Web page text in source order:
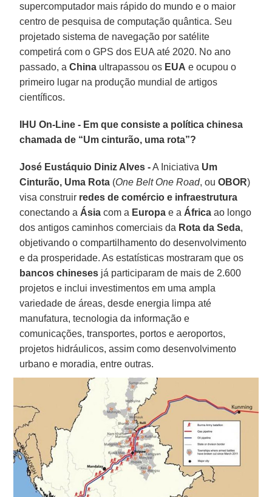
supercomputador mais rápido do mundo e o maior
centro de pesquisa de computação quântica. Seu
projetado sistema de navegação por satélite
competirá com o GPS dos EUA até 2020. No ano
passado, aChina ultrapassou os EUA e ocupou o
primeiro lugar na produção mundial de artigos
científicos.
IHU On-Line - Em que consiste a política chinesa
chamada de “Um cinturão, uma rota”?
José Eustáquio Diniz Alves -A Iniciativa Um
Cinturão, Uma Rota (One Belt One Road, ouOBOR)
visa construir redes de comércio e infraestrutura
conectando a Ásia com a Europa e a África ao longo
dos antigos caminhos comerciais da Rota da Seda,
objetivando o compartilhamento do desenvolvimento
e da prosperidade. As estatísticas mostraram que os
bancos chineses já participaram de mais de 2.600
projetos e inclui investimentos em uma ampla
variedade de áreas, desde energia limpa até
manufatura, tecnologia da informação e
comunicações, transportes, portos e aeroportos,
projetos hidráulicos, assim como desenvolvimento
urbano e moradia, entre outras.